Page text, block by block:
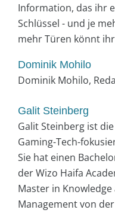
Information, das ihr
Schlüssel - und je
mehr Türen könnt
Dominik Mohilo
Dominik Mohilo,
Galit Steinberg
Galit Steinberg ist
Gaming-Tech-
Sie hat einen
der Wizo Haifa
Master in
Management von